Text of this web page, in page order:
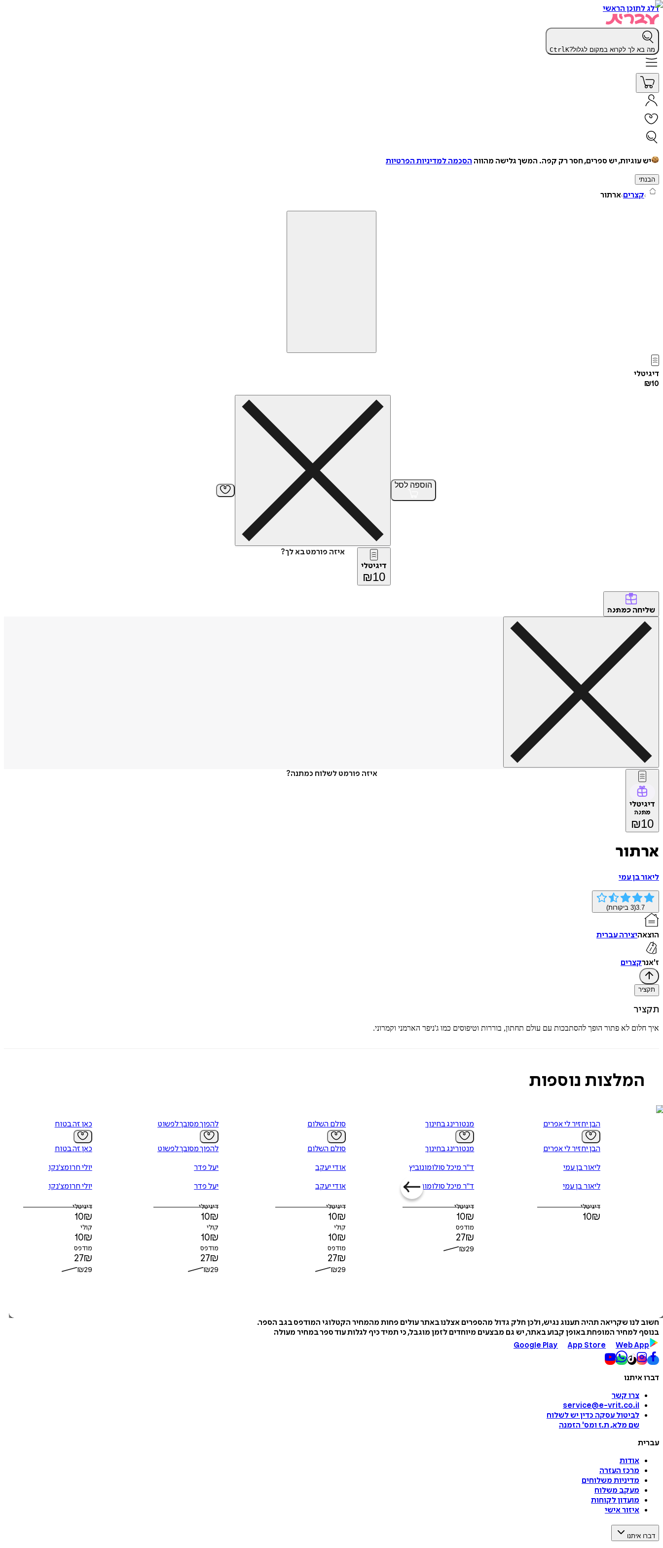
דלג לתוכן הראשי
מה בא לך לקרוא במקום לגלול? CtrlK
יש עוגיות, יש ספרים, חסר רק קפה. המשך גלישה מהווה הסכמה למדיניות הפרטיות
הבנתי
קצרים ארתור
דיגיטלי
₪10
הוספה לסל
איזה פורמט בא לך?
דיגיטלי
₪10
שליחה כמתנה
איזה פורמט לשלוח כמתנה?
דיגיטלי
מתנה
₪10
הוספה
ארתור
ליאור בן עמי
3.7
(
3 ביקורות)
הוצאהיצירה עברית
ז'אנרקצרים
תקציר
תקציר
איך חלום לא פתור הופך להסתבכות עם עולם תחתון, בוררות וטיפוסים כמו ג'ניפר הארמני וקמרוני.
המלצות נוספות
הבן יחזיר לי אפרים
הבן יחזיר לי אפרים
ליאור בן עמי
ליאור בן עמי
דיגיטלי
10₪
מנטורינג בחינוך
מנטורינג בחינוך
ד"ר מיכל סולומונוביץ
ד"ר מיכל סולומונוביץ
דיגיטלי
10₪
מודפס
27₪
₪29
סולם השלום
סולם השלום
אודי יעקב
אודי יעקב
דיגיטלי
10₪
קולי
10₪
מודפס
27₪
₪29
להפוך מסובך לפשוט
להפוך מסובך לפשוט
יעל פדר
יעל פדר
דיגיטלי
10₪
קולי
10₪
מודפס
27₪
₪29
כאן זה בטוח
כאן זה בטוח
יולי חרומצ'נקו
יולי חרומצ'נקו
דיגיטלי
10₪
קולי
10₪
מודפס
27₪
₪29
חשוב לנו שקריאה תהיה תענוג נגיש, ולכן חלק גדול מהספרים אצלנו באתר עולים פחות מהמחיר הקטלוגי המודפס בגב הספר.
בנוסף למחיר המופחת באופן קבוע באתר, יש גם מבצעים מיוחדים לזמן מוגבל, כי תמיד כיף לגלות עוד ספר במחיר מעולה
Google Play
App Store Web App
דברו איתנו
צרו קשר
service@e-vrit.co.il
לביטול עסקה כדין יש לשלוח
שם מלא, ת.ז ומס' הזמנה
עברית
אודות
מרכז העזרה
מדיניות משלוחים
מעקב משלוח
מועדון לקוחות
איזור אישי
דברו איתנו